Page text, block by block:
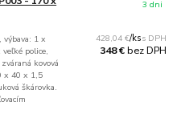
výbava: 1 x
police,
kovová
x 40 x 1,5
škárovka.
428,04 €/ks
348 €bez DPH
3 dni